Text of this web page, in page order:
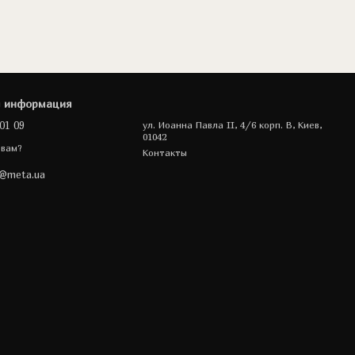
информация
09
ул. Иоанна Павла II, 4/6 корп. В, Киев,
01042
Контакты